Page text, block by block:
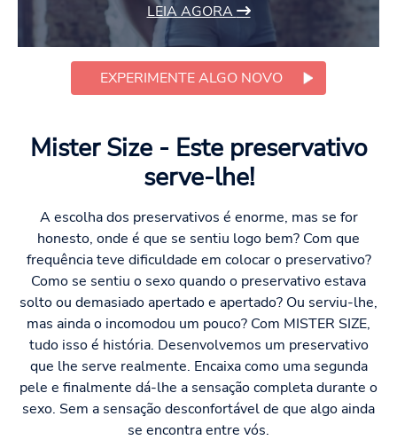
LEIA AGORA
EXPERIMENTE ALGO NOVO
Mister Size - Este preservativo
serve-lhe!
A escolha dos preservativos é enorme, mas se for
honesto, onde é que se sentiu logo bem? Com que
frequência teve dificuldade em colocar o preservativo?
Como se sentiu o sexo quando o preservativo estava
solto ou demasiado apertado e apertado? Ou serviu-lhe,
mas ainda o incomodou um pouco? Com MISTER SIZE,
tudo isso é história. Desenvolvemos um preservativo
que lhe serve realmente. Encaixa como uma segunda
pele e finalmente dá-lhe a sensação completa durante o
sexo. Sem a sensação desconfortável de que algo ainda
se encontra entre vós.